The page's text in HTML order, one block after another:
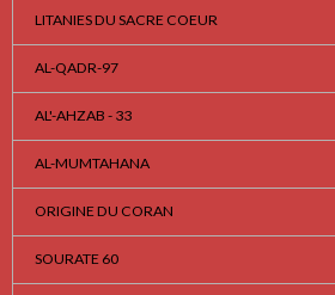
LITANIES DU SACRE COEUR
AL-QADR-97
AL'-AHZAB - 33
AL-MUMTAHANA
ORIGINE DU CORAN
SOURATE 60